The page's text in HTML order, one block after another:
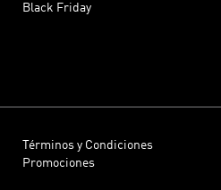
Black Friday
Términos y Condiciones
Promociones